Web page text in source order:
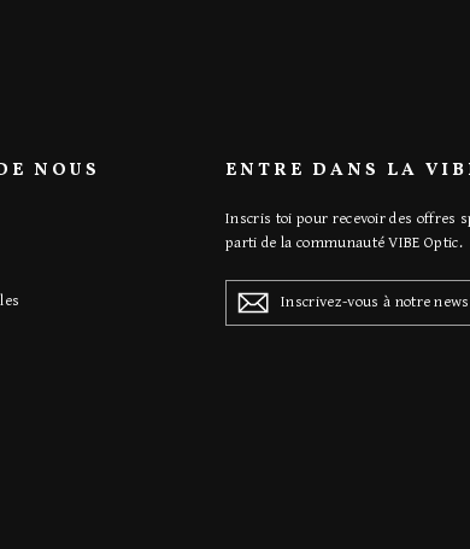
NOUS ENTRE DANS LA
Inscris toi pour recevoir des offres
parti de la communauté VIBE Optic.
INSCRIVEZ-
VOUS
À